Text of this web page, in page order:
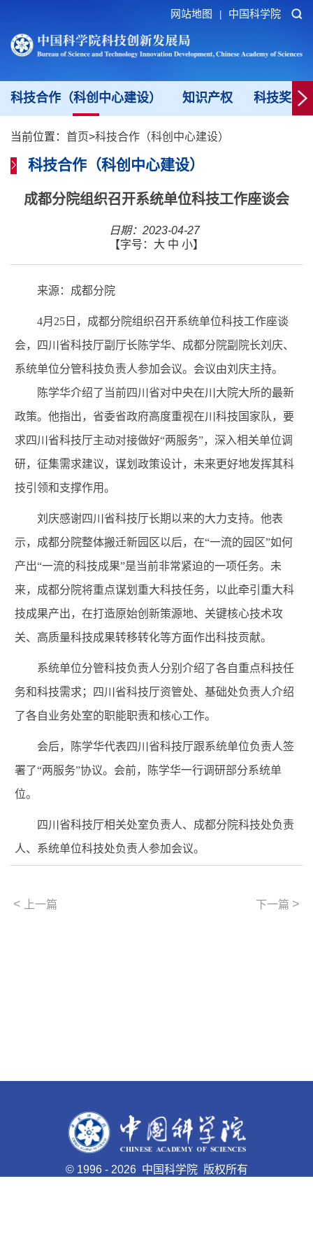
网站地图 中国科学院
科技合作（科创中心建设） 知识产权 科技奖励
当前位置： 首页>科技合作（科创中心建设）
科技合作（科创中心建设）
成都分院组织召开系统单位科技工作座谈会
日期：2023-04-27
【字号： 大 中 小】
来源：成都分院
4月25日，成都分院组织召开系统单位科技工作座谈
会，四川省科技厅副厅长陈学华、成都分院副院长刘庆、
系统单位分管科技负责人参加会议。会议由刘庆主持。
陈学华介绍了当前四川省对中央在川大院大所的最新
政策。他指出，省委省政府高度重视在川科技国家队，要
求四川省科技厅主动对接做好“两服务”，深入相关单位调
研，征集需求建议，谋划政策设计，未来更好地发挥其科
技引领和支撑作用。
刘庆感谢四川省科技厅长期以来的大力支持。他表
示，成都分院整体搬迁新园区以后，在“一流的园区”如何
产出“一流的科技成果”是当前非常紧迫的一项任务。未
来，成都分院将重点谋划重大科技任务，以此牵引重大科
技成果产出，在打造原始创新策源地、关键核心技术攻
关、高质量科技成果转移转化等方面作出科技贡献。
系统单位分管科技负责人分别介绍了各自重点科技任
务和科技需求；四川省科技厅资管处、基础处负责人介绍
了各自业务处室的职能职责和核心工作。
会后，陈学华代表四川省科技厅跟系统单位负责人签
署了“两服务”协议。会前，陈学华一行调研部分系统单
位。
四川省科技厅相关处室负责人、成都分院科技处负责
人、系统单位科技处负责人参加会议。
< 上一篇 下一篇 >
© 1996 - 2026 中国科学院 版权所有